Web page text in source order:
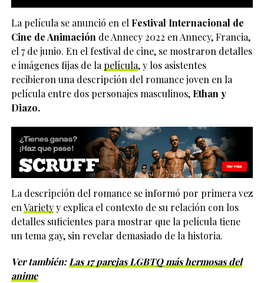
La película se anunció en el Festival Internacional de
Cine de Animación de Annecy 2022 en Annecy, Francia,
el 7 de junio. En el festival de cine, se mostraron detalles
e imágenes fijas de la película, y los asistentes
recibieron una descripción del romance joven en la
película entre dos personajes masculinos,Ethan y
Diazo.
La descripción del romance se informó por primera vez
enVarietyy explica el contexto de su relación con los
detalles suficientes para mostrar que la película tiene
un tema gay, sin revelar demasiado de la historia.
Ver también: Las 17 parejas LGBTQ más hermosas del
anime